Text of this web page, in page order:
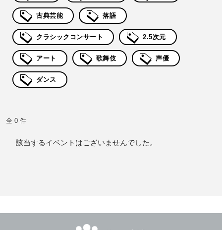
古典芸能 落語
クラシックコンサート 2.5次元
アート 歌舞伎 声優
ダンス
全 0 件
該当するイベントはございませんでした。